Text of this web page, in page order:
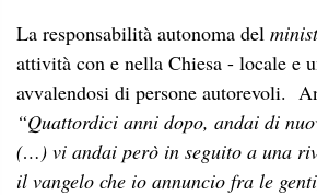
La responsabilità autonoma del
attività con e nella Chiesa - locale e
avvalendosi di persone autorevoli.
“Quattordici anni dopo, andai di
(…) vi andai però in seguito a una
il vangelo che io annuncio fra le